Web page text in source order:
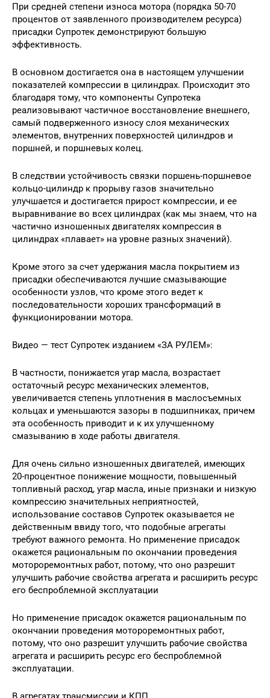
При средней степени износа мотора (порядка 50-70
процентов от заявленного производителем ресурса)
присадки Супротек демонстрируют большую
эффективность.
В основном достигается она в настоящем улучшении
показателей компрессии в цилиндрах. Происходит это
благодаря тому, что компоненты Супротека
реализовывают частичное восстановление внешнего,
самый подверженного износу слоя механических
элементов, внутренних поверхностей цилиндров и
поршней, и поршневых колец.
В следствии устойчивость связки поршень-поршневое
кольцо-цилиндр к прорыву газов значительно
улучшается и достигается прирост компрессии, и ее
выравнивание во всех цилиндрах (как мы знаем, что на
частично изношенных двигателях компрессия в
цилиндрах «плавает» на уровне разных значений).
Кроме этого за счет удержания масла покрытием из
присадки обеспечиваются лучшие смазывающие
особенности узлов, что кроме этого ведет к
последовательности хороших трансформаций в
функционировании мотора.
Видео — тест Супротек изданием «ЗА РУЛЕМ»:
В частности, понижается угар масла, возрастает
остаточный ресурс механических элементов,
увеличивается степень уплотнения в маслосъемных
кольцах и уменьшаются зазоры в подшипниках, причем
эта особенность приводит и к их улучшенному
смазыванию в ходе работы двигателя.
Для очень сильно изношенных двигателей, имеющих
20-процентное понижение мощности, повышенный
топливный расход, угар масла, иные признаки и низкую
компрессию значительных неприятностей,
использование составов Супротек оказывается не
действенным ввиду того, что подобные агрегаты
требуют важного ремонта. Но применение присадок
окажется рациональным по окончании проведения
мотороремонтных работ, потому, что оно разрешит
улучшить рабочие свойства агрегата и расширить ресурс
его беспроблемной эксплуатации
Но применение присадок окажется рациональным по
окончании проведения мотороремонтных работ,
потому, что оно разрешит улучшить рабочие свойства
агрегата и расширить ресурс его беспроблемной
эксплуатации.